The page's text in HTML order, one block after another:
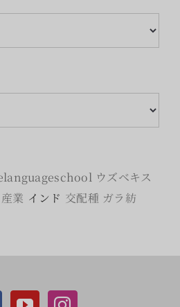
ウズベキス
産業 インド 交配種 ガラ紡